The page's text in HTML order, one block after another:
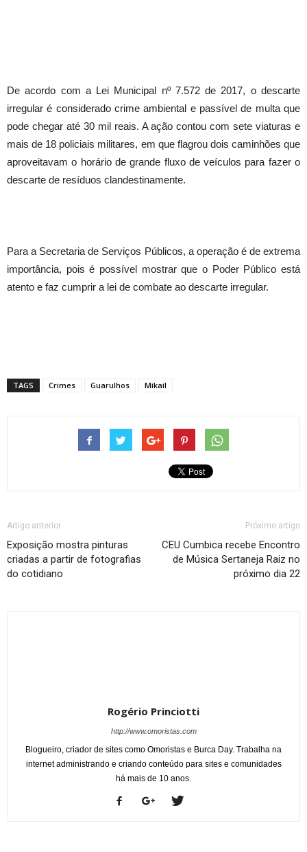
De acordo com a Lei Municipal nº 7.572 de 2017, o descarte
irregular é considerado crime ambiental e passível de multa que
pode chegar até 30 mil reais. A ação contou com sete viaturas e
mais de 18 policiais militares, em que flagrou dois caminhões que
aproveitavam o horário de grande fluxo de veículos para fazer o
descarte de resíduos clandestinamente.
Para a Secretaria de Serviços Públicos, a operação é de extrema
importância, pois é possível mostrar que o Poder Público está
atento e faz cumprir a lei de combate ao descarte irregular.
TAGS Crimes Guarulhos Mikail
Artigo anterior
Exposição mostra pinturas
criadas a partir de fotografias
do cotidiano
Próximo artigo
CEU Cumbica recebe Encontro
de Música Sertaneja Raiz no
próximo dia 22
Rogério Princiotti
http://www.omoristas.com
Blogueiro, criador de sites como Omoristas e Burca Day. Trabalha na
internet administrando e criando conteúdo para sites e comunidades
há mais de 10 anos.